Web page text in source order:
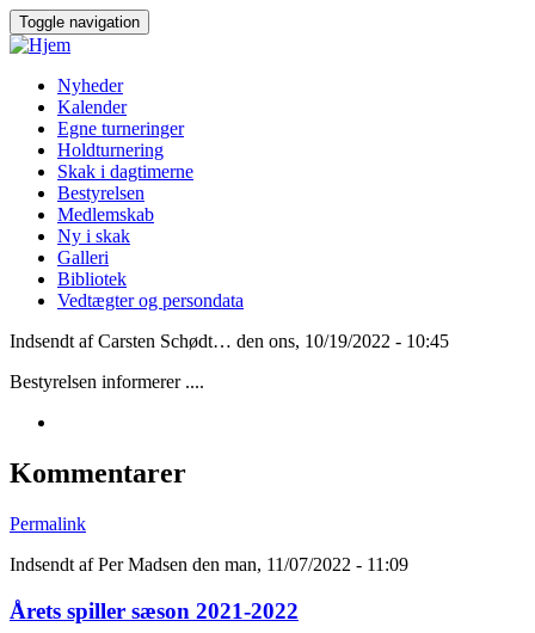
Gå
til
Toggle navigation
Main
navigation
Nyheder
Kalender
Egne turneringer
Holdturnering
Skak i dagtimerne
Bestyrelsen
Medlemskab
Ny i skak
Galleri
Bibliotek
Vedtægter og persondata
Indsendt afCarsten Schødt… den ons, 10/19/2022 - 10:45
Bestyrelsen informerer ....
Kommentarer
Permalink
Indsendt afPer Madsen den man, 11/07/2022 - 11:09
Årets spiller sæson 2021-2022